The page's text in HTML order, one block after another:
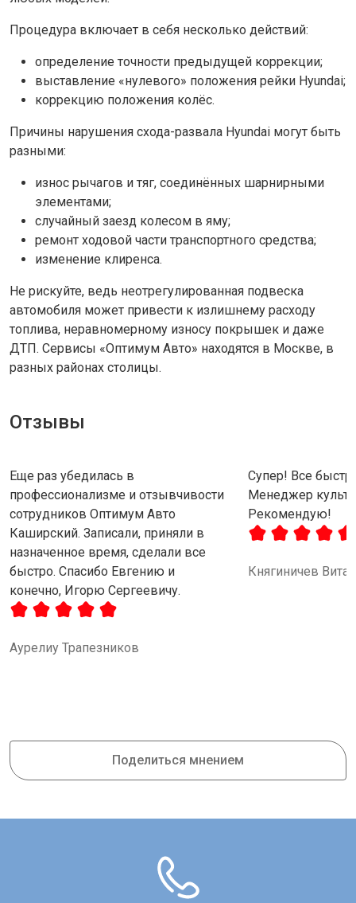
Отзывы
Еще раз убедилась в
профессионализме и отзывчивости
сотрудников Оптимум Авто
Каширский. Записали, приняли в
назначенное время, сделали все
быстро. Спасибо Евгению и
конечно, Игорю Сергеевичу.
Аурелиу Трапезников
Супер! Все
Менеджер
Рекомендую!
Княгиничев
Поделиться мнением
Процедура включает в себя несколько действий:
определение точности предыдущей коррекции;
выставление «нулевого» положения рейки Hyundai;
коррекцию положения колёс.
Причины нарушения схода-развала Hyundai могут быть
разными:
износ рычагов и тяг, соединённых шарнирными
элементами;
случайный заезд колесом в яму;
ремонт ходовой части транспортного средства;
изменение клиренса.
Не рискуйте, ведь неотрегулированная подвеска
автомобиля может привести к излишнему расходу
топлива, неравномерному износу покрышек и даже
ДТП. Сервисы «Оптимум Авто» находятся в Москве, в
разных районах столицы.